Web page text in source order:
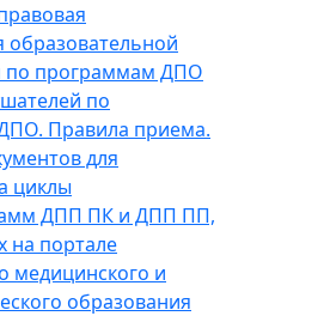
образовательной
по программам ДПО
по
Правила приема.
для
циклы
ДПП ПК и ДПП ПП,
на портале
медицинского и
образования